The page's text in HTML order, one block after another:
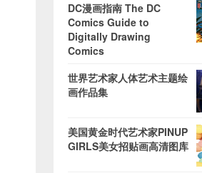
DC漫画指南 The DC
Comics Guide to
Digitally Drawing
Comics
世界艺术家人体艺术主题绘
画作品集
美国黄金时代艺术家PINUP
GIRLS美女招贴画高清图库